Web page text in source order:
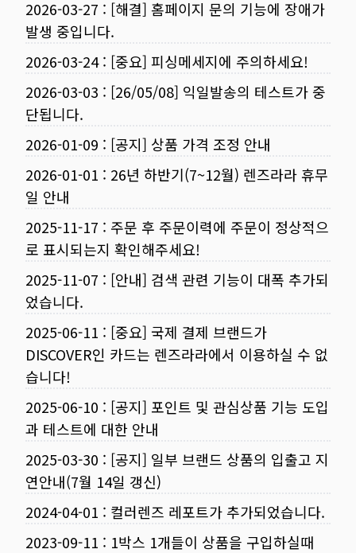
2026-03-27 : [해결] 홈페이지 문의 기능에 장애가
발생 중입니다.
2026-03-24: [중요] 피싱메세지에 주의하세요!
2026-03-03 : [26/05/08] 익일발송의 테스트가 중
단됩니다.
2026-01-09 : [공지] 상품 가격 조정 안내
2026-01-01 : 26년 하반기(7~12월) 렌즈라라 휴무
일 안내
2025-11-17 : 주문 후 주문이력에 주문이 정상적으
로 표시되는지 확인해주세요!
2025-11-07 : [안내] 검색 관련 기능이 대폭 추가되
었습니다.
2025-06-11 : [중요] 국제 결제 브랜드가
DISCOVER인 카드는 렌즈라라에서 이용하실 수 없
습니다!
2025-06-10 : [공지] 포인트 및 관심상품 기능 도입
과 테스트에 대한 안내
2025-03-30 : [공지] 일부 브랜드 상품의 입출고 지
연안내(7월 14일 갱신)
2024-04-01 : 컬러렌즈 레포트가 추가되었습니다.
2023-09-11 : 1박스 1개들이 상품을 구입하실때